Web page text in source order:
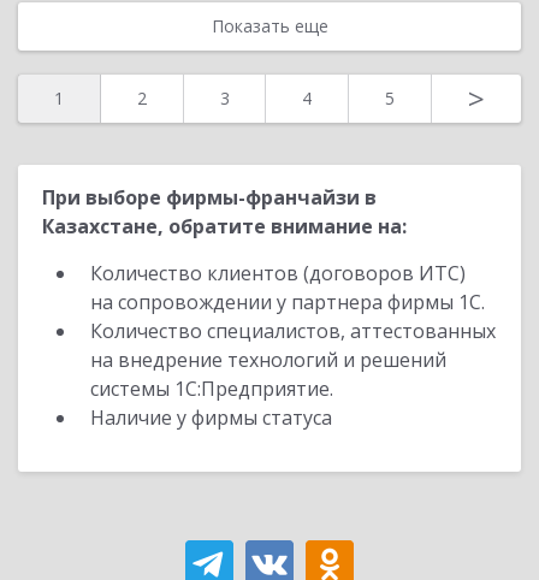
Показать еще
1 2 3 4 5 >
При выборе фирмы-франчайзи в
Казахстане, обратите внимание на:
Количество клиентов (договоров ИТС)
на сопровождении у партнера фирмы 1С.
Количество специалистов, аттестованных
на внедрение технологий и решений
системы 1С:Предприятие.
Наличие у фирмы статуса